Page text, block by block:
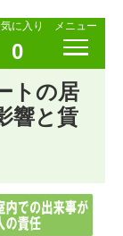
に入り
0
メニュー
トの居
響と賃